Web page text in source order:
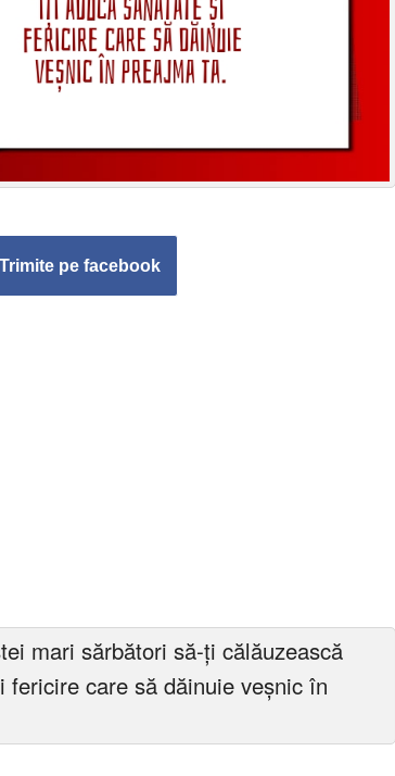
Trimite pe facebook
mari sărbători să-ți călăuzească
care să dăinuie veșnic în